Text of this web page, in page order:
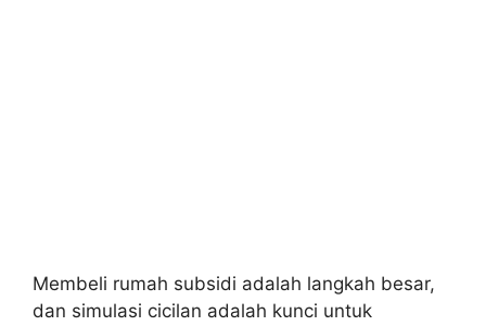
Membeli rumah subsidi adalah langkah besar,
dan simulasi cicilan adalah kunci untuk